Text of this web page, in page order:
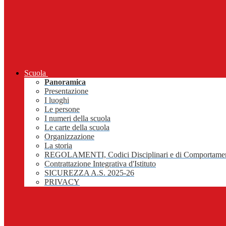
Scuola
Panoramica
Presentazione
I luoghi
Le persone
I numeri della scuola
Le carte della scuola
Organizzazione
La storia
REGOLAMENTI, Codici Disciplinari e di
Contrattazione Integrativa d'Istituto
SICUREZZA A.S. 2025-26
PRIVACY